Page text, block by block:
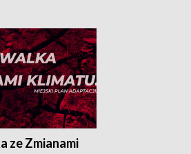
ze Zmianami